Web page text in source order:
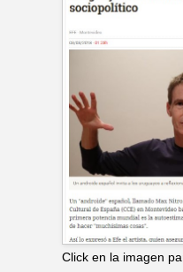
Click en la imagen